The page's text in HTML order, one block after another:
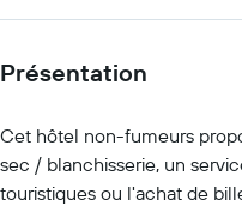
Présentation
Cet hôtel non-fumeurs
sec / blanchisserie, un
touristiques ou l'achat de